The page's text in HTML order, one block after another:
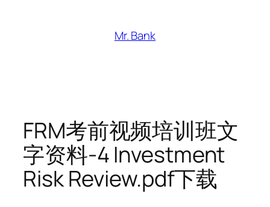
Mr. Bank
FRM考前视频培训班文
字资料-4 Investment
Risk Review.pdf下载